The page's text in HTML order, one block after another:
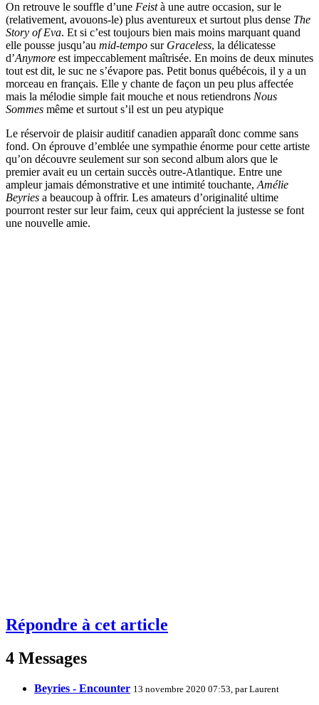
On retrouve le souffle d’une Feistà une autre occasion, sur le
(relativement, avouons-le) plus aventureux et surtout plus dense The
Story of Eva. Et si c’est toujours bien mais moins marquant quand
elle pousse jusqu’au mid-tempo sur Graceless, la délicatesse
d’Anymore est impeccablement maîtrisée. En moins de deux minutes
tout est dit, le suc ne s’évapore pas. Petit bonus québécois, il y a un
morceau en français. Elle y chante de façon un peu plus affectée
mais la mélodie simple fait mouche et nous retiendrons Nous
Sommes même et surtout s’il est un peu atypique
Le réservoir de plaisir auditif canadien apparaît donc comme sans
fond. On éprouve d’emblée une sympathie énorme pour cette artiste
qu’on découvre seulement sur son second album alors que le
premier avait eu un certain succès outre-Atlantique. Entre une
ampleur jamais démonstrative et une intimité touchante, Amélie
Beyries a beaucoup à offrir. Les amateurs d’originalité ultime
pourront rester sur leur faim, ceux qui apprécient la justesse se font
une nouvelle amie.
Répondre à cet article
4 Messages
Beyries - Encounter 13 novembre 2020 07:53, parLaurent